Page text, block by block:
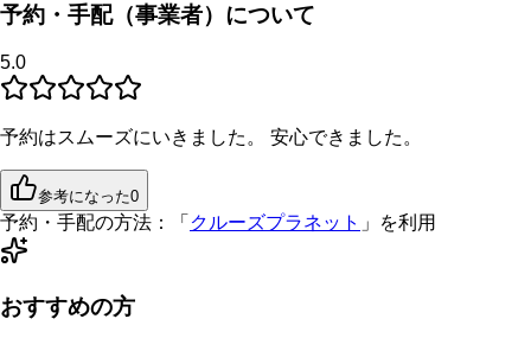
予約・手配（事業者）について
5.0
予約はスムーズにいきました。 安心できました。
参考になった0
予約・手配の方法： 「 クルーズプラネット 」を利用
おすすめの方